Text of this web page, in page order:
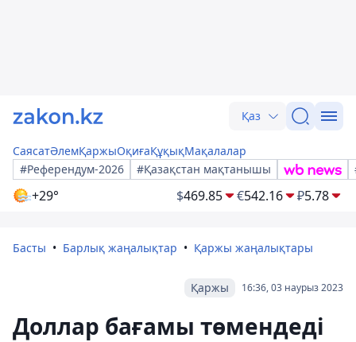
Қаз
СаясатӘлемҚаржыОқиғаҚұқықМақалалар
#Референдум-2026
#Қазақстан мақтанышы
+29° $469.85 €542.16 ₽5.78
Басты Барлық жаңалықтар Қаржы жаңалықтары
16:36, 03 наурыз 2023
Қаржы
Доллар бағамы төмендеді